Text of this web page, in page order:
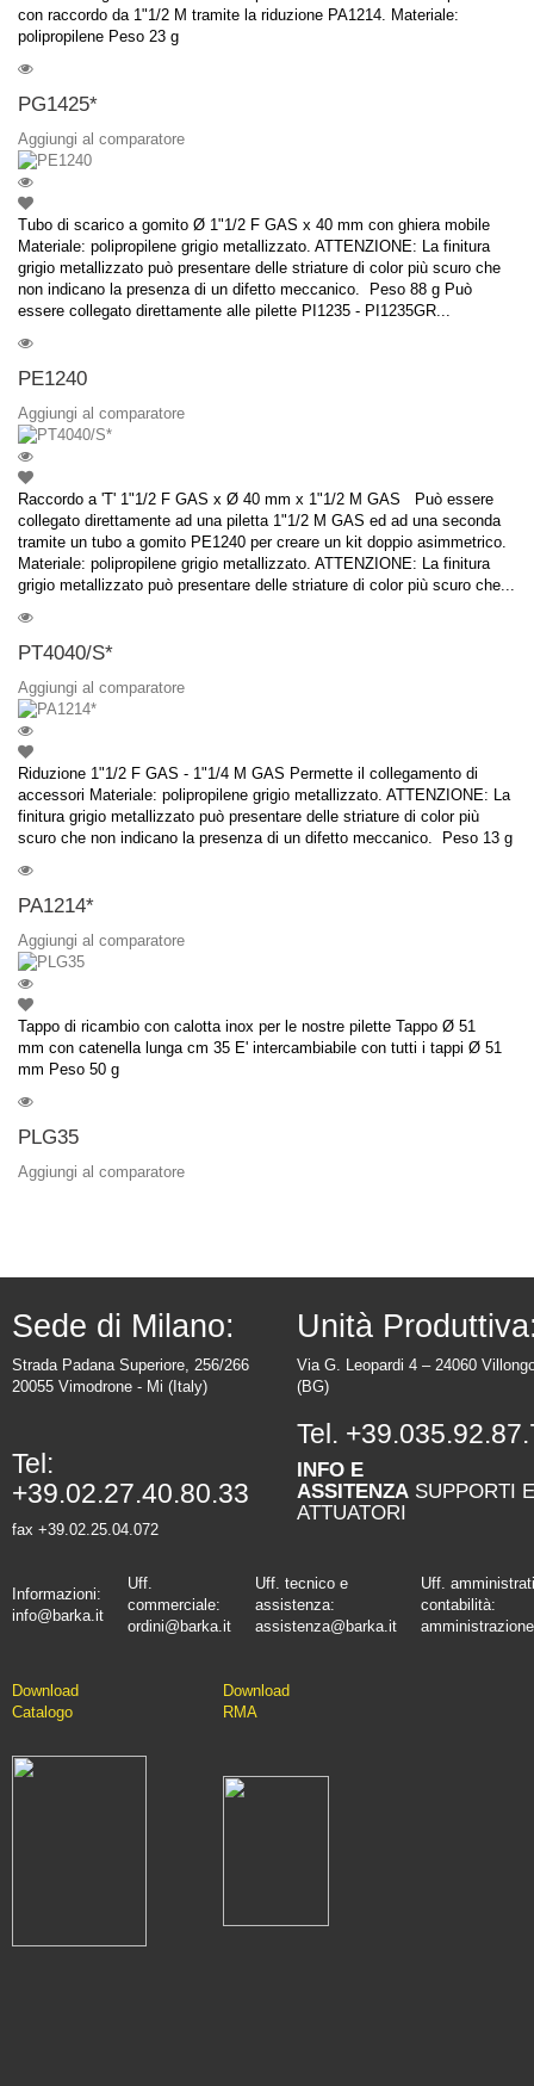
con raccordo da 1"1/2 M tramite la riduzione PA1214. Materiale:
polipropilene Peso 23 g
PG1425*
Aggiungi al comparatore
Tubo di scarico a gomito Ø 1"1/2 F GAS x 40 mm con ghiera mobile
Materiale: polipropilene grigio metallizzato. ATTENZIONE: La finitura
grigio metallizzato può presentare delle striature di color più scuro che
non indicano la presenza di un difetto meccanico. Peso 88 g Può
essere collegato direttamente alle pilette PI1235 - PI1235GR...
PE1240
Aggiungi al comparatore
Raccordo a 'T' 1"1/2 F GAS x Ø 40 mm x 1"1/2 M GAS Può essere
collegato direttamente ad una piletta 1"1/2 M GAS ed ad una seconda
tramite un tubo a gomito PE1240 per creare un kit doppio asimmetrico.
Materiale: polipropilene grigio metallizzato. ATTENZIONE: La finitura
grigio metallizzato può presentare delle striature di color più scuro che...
PT4040/S*
Aggiungi al comparatore
Riduzione 1"1/2 F GAS - 1"1/4 M GAS Permette il collegamento di
accessori Materiale: polipropilene grigio metallizzato. ATTENZIONE: La
finitura grigio metallizzato può presentare delle striature di color più
scuro che non indicano la presenza di un difetto meccanico. Peso 13 g
PA1214*
Aggiungi al comparatore
Tappo di ricambio con calotta inox per le nostre pilette Tappo Ø 51
mm con catenella lunga cm 35 E' intercambiabile con tutti i tappi Ø 51
mm Peso 50 g
PLG35
Aggiungi al comparatore
Sede di Milano:
Strada Padana Superiore, 256/266
20055 Vimodrone - Mi (Italy)
Tel:
+39.02.27.40.80.33
fax +39.02.25.04.072
Unità
Via G. Leopardi 4 – 24060
(BG)
Tel.
INFO E
ASSITENZA SUPPORTI E
ATTUATORI
Informazioni:
info@barka.it
Uff.
commerciale:
ordini@barka.it
Uff. tecnico e
assistenza:
assistenza@barka.it
Uff.
contabilità:
Download
Catalogo
Download
RMA